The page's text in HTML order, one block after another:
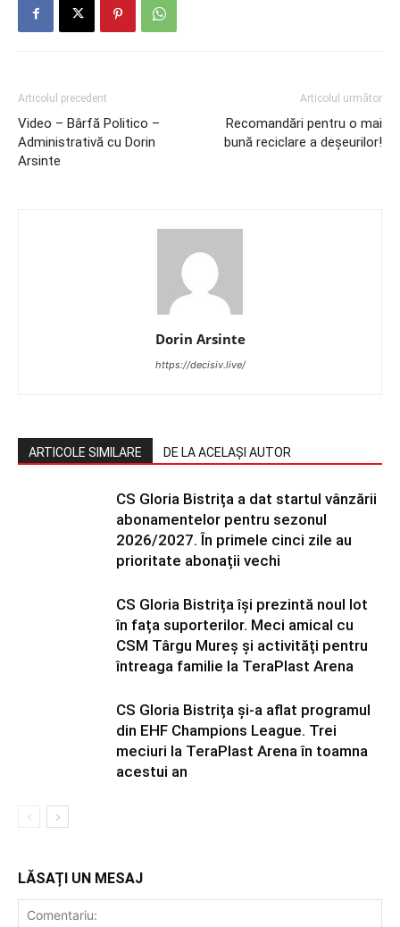
Articolul precedent
Video – Bârfă Politico –
Administrativă cu Dorin
Arsinte
Articolul următor
Recomandări pentru o mai
bună reciclare a deșeurilor!
Dorin Arsinte
https://decisiv.live/
ARTICOLE SIMILARE DE LA ACELAȘI AUTOR
CS Gloria Bistrița a dat startul vânzării
abonamentelor pentru sezonul
2026/2027. În primele cinci zile au
prioritate abonații vechi
CS Gloria Bistrița își prezintă noul lot
în fața suporterilor. Meci amical cu
CSM Târgu Mureș și activități pentru
întreaga familie la TeraPlast Arena
CS Gloria Bistrița și-a aflat programul
din EHF Champions League. Trei
meciuri la TeraPlast Arena în toamna
acestui an
LĂSAȚI UN MESAJ